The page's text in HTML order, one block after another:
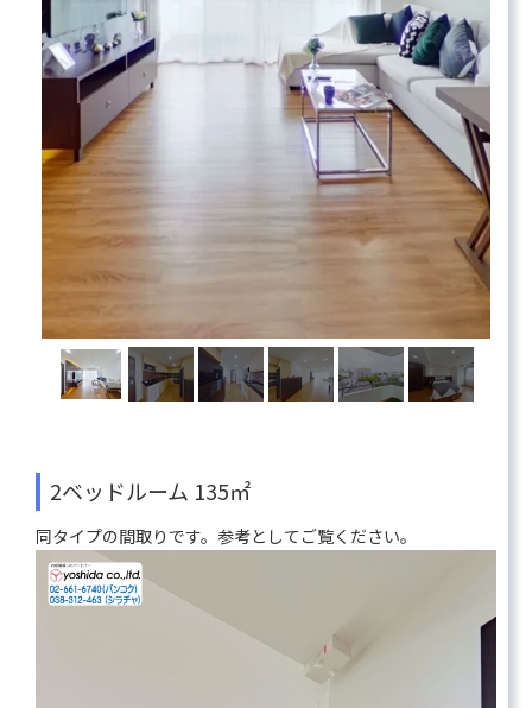
2ベッドルーム 135㎡
同タイプの間取りです。参考としてご覧ください。